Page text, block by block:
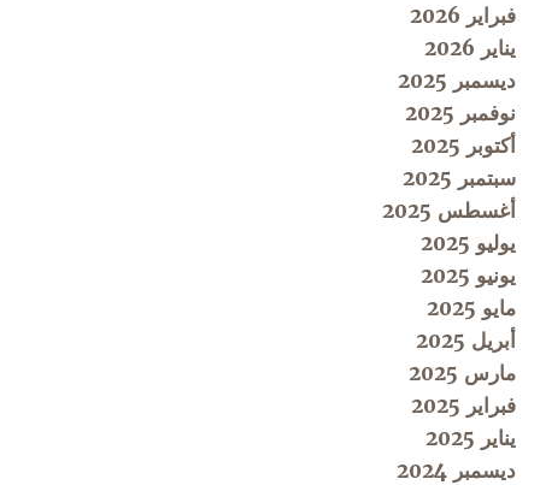
فبراير 2026
يناير 2026
ديسمبر 2025
نوفمبر 2025
أكتوبر 2025
سبتمبر 2025
أغسطس 2025
يوليو 2025
يونيو 2025
مايو 2025
أبريل 2025
مارس 2025
فبراير 2025
يناير 2025
ديسمبر 2024